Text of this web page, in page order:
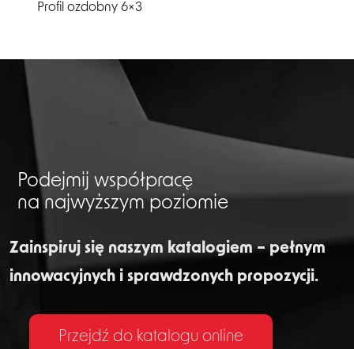
Profil ozdobny 6×3
Podejmij współpracę
na najwyższym poziomie
Zainspiruj się naszym katalogiem – pełnym
innowacyjnych i sprawdzonych propozycji.
Przejdź do katalogu online